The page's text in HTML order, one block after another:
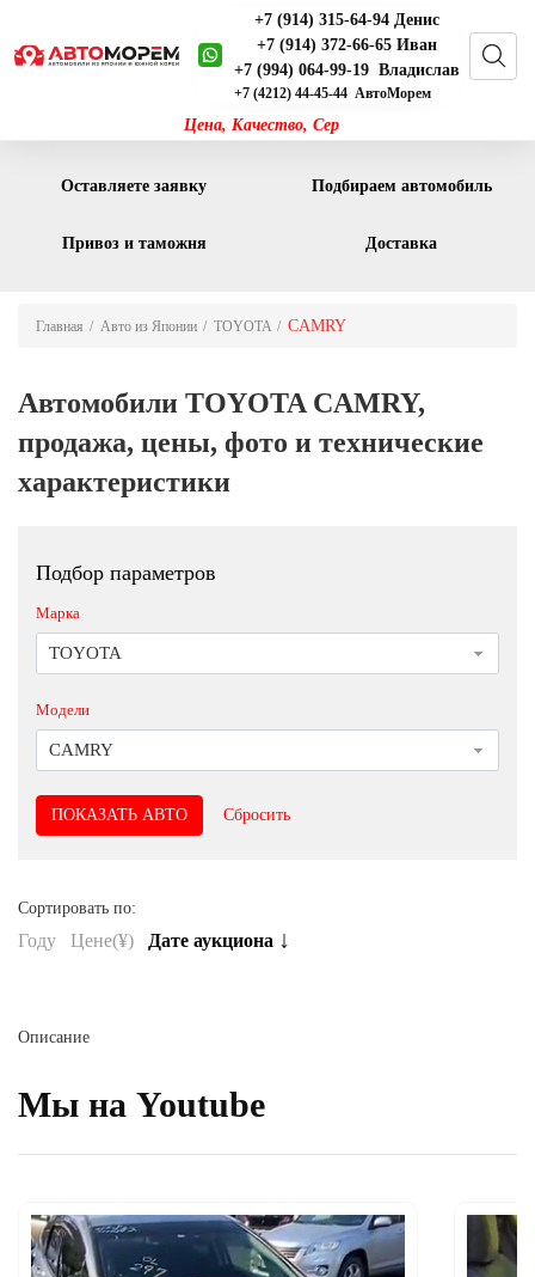
Цена, Качество, С
+7 (914) 315-64-94 Денис
+7 (914) 372-66-65 Иван
+7 (994) 064-99-19 Владислав
+7 (4212) 44-45-44 АвтоМорем
Оставляете заявку Подбираем автомобиль
Привоз и таможня Доставка
Главная Авто из Японии TOYOTA CAMRY
Автомобили TOYOTA CAMRY,
продажа, цены, фото и технические
характеристики
Подбор параметров
Марка
TOYOTA
Модели
CAMRY
Сбросить
Сортировать по:
Году Цене(¥) Дате аукциона ↓
Описание
Мы на Youtube